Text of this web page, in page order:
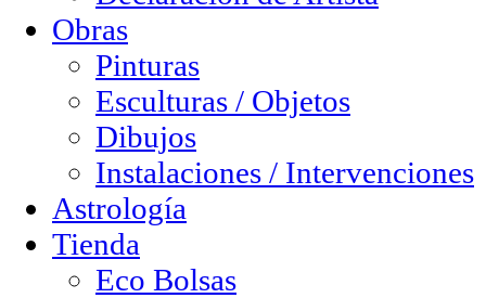
Obras
Pinturas
Esculturas / Objetos
Dibujos
Instalaciones / Intervenciones
Astrología
Tienda
Eco Bolsas